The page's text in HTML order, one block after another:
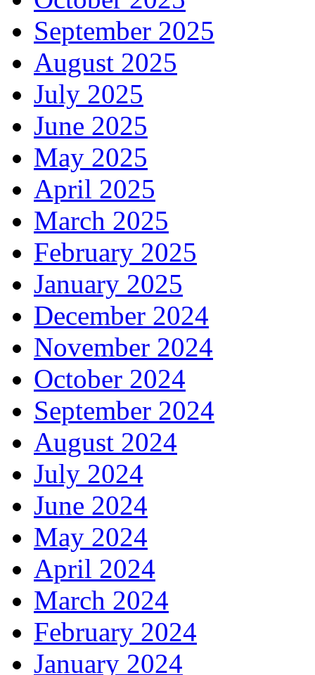
September 2025
August 2025
July 2025
June 2025
May 2025
April 2025
March 2025
February 2025
January 2025
December 2024
November 2024
October 2024
September 2024
August 2024
July 2024
June 2024
May 2024
April 2024
March 2024
February 2024
January 2024